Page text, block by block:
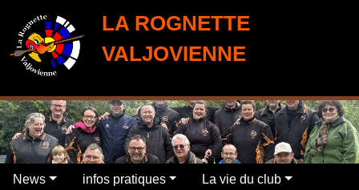
LA ROGNETTE
VALJOVIENNE
News infos pratiques La vie du club